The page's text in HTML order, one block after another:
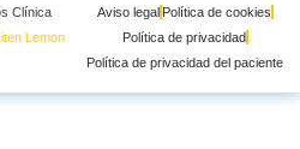
Clínica
Lemon
Aviso legal Política de cookies
Política de privacidad
Política de privacidad del paciente